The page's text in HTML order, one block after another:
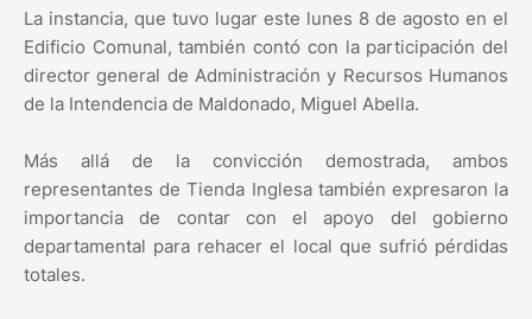
La instancia, que tuvo lugar este lunes 8 de agosto en el
Edificio Comunal, también contó con la participación del
director general de Administración y Recursos Humanos
de la Intendencia de Maldonado, Miguel Abella.
Más allá de la convicción demostrada, ambos
representantes de Tienda Inglesa también expresaron la
importancia de contar con el apoyo del gobierno
departamental para rehacer el local que sufrió pérdidas
totales.